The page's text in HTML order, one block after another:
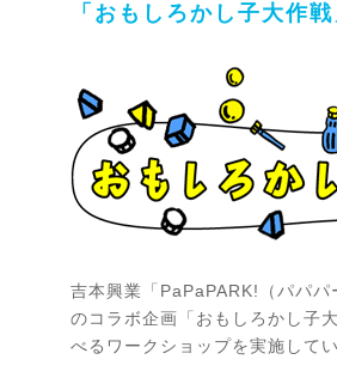
「おもしろかし子大作
吉本興業「PaPaPARK!（パパ
のコラボ企画「おもしろかし子
べるワークショップを実施してい